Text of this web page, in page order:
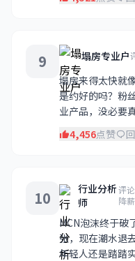
9 塌房专业户
塌房来得太快就
是约好的吗？粉
业产品，没必要
4,456点赞
10
行业分析
师
评
降
MCN泡沫终于破
张，现在潮水退
年轻人还是踏踏